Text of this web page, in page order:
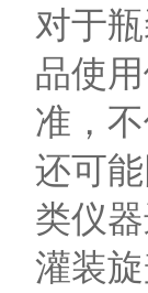
对于
品使
准，
还可
类仪
灌装